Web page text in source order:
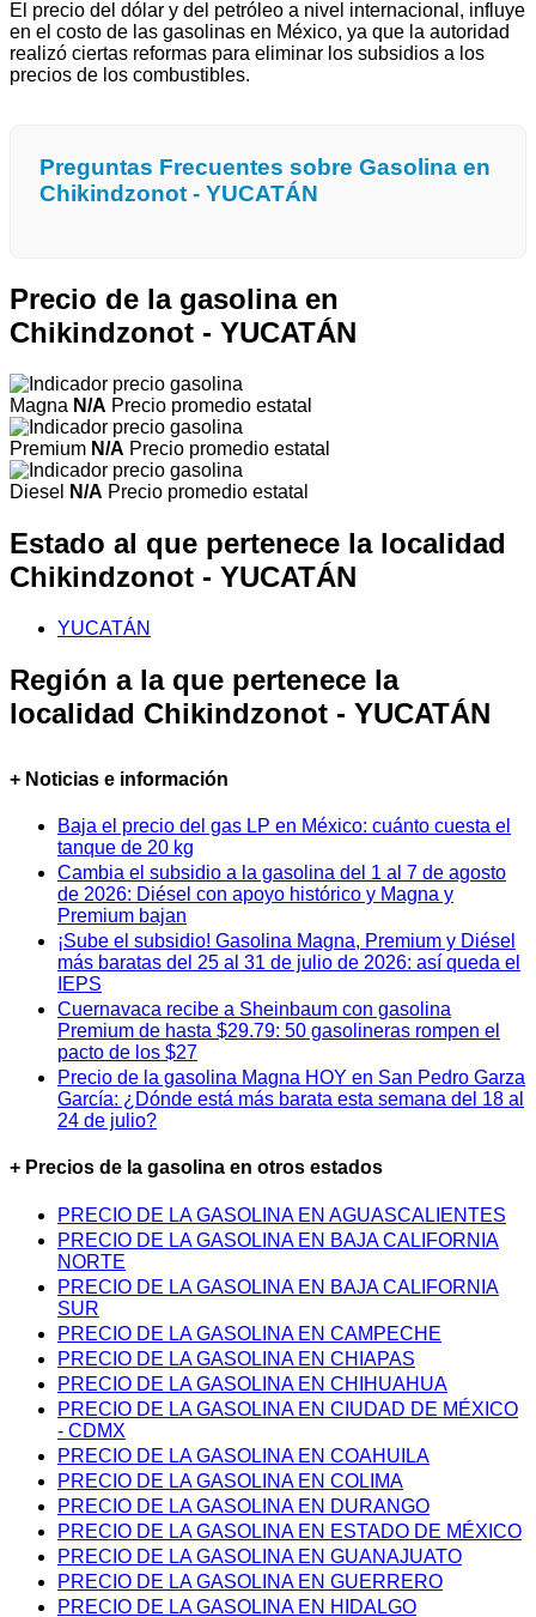
El precio del dólar y del petróleo a nivel internacional, influye
en el costo de las gasolinas en México, ya que la autoridad
realizó ciertas reformas para eliminar los subsidios a los
precios de los combustibles.
Preguntas Frecuentes sobre Gasolina en
Chikindzonot - YUCATÁN
Precio de la gasolina en
Chikindzonot - YUCATÁN
Magna N/A Precio promedio estatal
Premium N/A Precio promedio estatal
Diesel N/A Precio promedio estatal
Estado al que pertenece la localidad
Chikindzonot - YUCATÁN
YUCATÁN
Región a la que pertenece la
localidad Chikindzonot - YUCATÁN
+ Noticias e información
Baja el precio del gas LP en México: cuánto cuesta el
tanque de 20 kg
Cambia el subsidio a la gasolina del 1 al 7 de agosto
de 2026: Diésel con apoyo histórico y Magna y
Premium bajan
¡Sube el subsidio! Gasolina Magna, Premium y Diésel
más baratas del 25 al 31 de julio de 2026: así queda el
IEPS
Cuernavaca recibe a Sheinbaum con gasolina
Premium de hasta $29.79: 50 gasolineras rompen el
pacto de los $27
Precio de la gasolina Magna HOY en San Pedro Garza
García: ¿Dónde está más barata esta semana del 18 al
24 de julio?
+ Precios de la gasolina en otros estados
PRECIO DE LA GASOLINA EN AGUASCALIENTES
PRECIO DE LA GASOLINA EN BAJA CALIFORNIA
NORTE
PRECIO DE LA GASOLINA EN BAJA CALIFORNIA
SUR
PRECIO DE LA GASOLINA EN CAMPECHE
PRECIO DE LA GASOLINA EN CHIAPAS
PRECIO DE LA GASOLINA EN CHIHUAHUA
PRECIO DE LA GASOLINA EN CIUDAD DE MÉXICO
- CDMX
PRECIO DE LA GASOLINA EN COAHUILA
PRECIO DE LA GASOLINA EN COLIMA
PRECIO DE LA GASOLINA EN DURANGO
PRECIO DE LA GASOLINA EN ESTADO DE MÉXICO
PRECIO DE LA GASOLINA EN GUANAJUATO
PRECIO DE LA GASOLINA EN GUERRERO
PRECIO DE LA GASOLINA EN HIDALGO